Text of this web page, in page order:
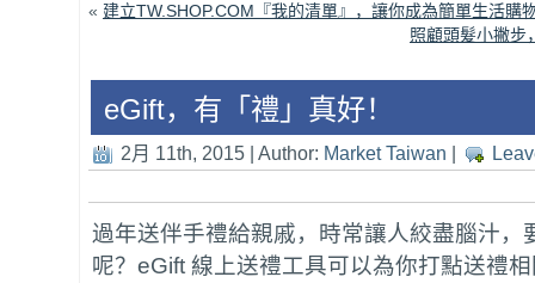
« 建立TW.SHOP.COM『我的清單』，讓你成為簡單生活購
照顧頭髮小撇步
eGift，有「禮」真好！
2月 11th, 2015 | Author: Market Taiwan
過年送伴手禮給親戚，時常讓人絞盡腦汁，
呢？eGift 線上送禮工具可以為你打點送禮